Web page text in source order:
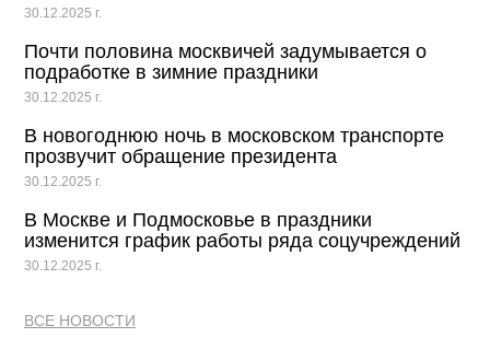
30.12.2025 г.
Почти половина москвичей задумывается о
подработке в зимние праздники
30.12.2025 г.
В новогоднюю ночь в московском транспорте
прозвучит обращение президента
30.12.2025 г.
В Москве и Подмосковье в праздники
изменится график работы ряда соцучреждений
30.12.2025 г.
ВСЕ НОВОСТИ